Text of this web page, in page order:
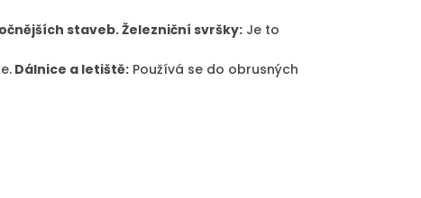
staveb. Železniční svršky: Je to
Dálnice a letiště: Používá se do obrusných